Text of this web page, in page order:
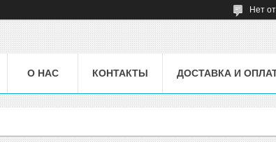
Нет
О НАС КОНТАКТЫ ДОСТАВКА И